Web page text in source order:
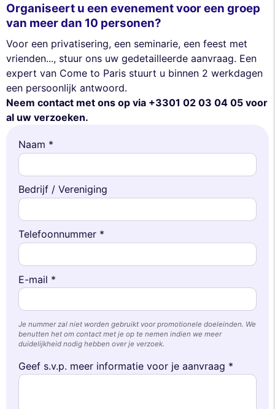
Organiseert u een evenement voor een groep
van meer dan 10 personen?
Voor een privatisering, een seminarie, een feest met
vrienden..., stuur ons uw gedetailleerde aanvraag. Een
expert van Come to Paris stuurt u binnen 2 werkdagen
een persoonlijk antwoord.
Neem contact met ons op via +3301 02 03 04 05 voor
al uw verzoeken.
Naam *
Bedrijf / Vereniging
Telefoonnummer *
E-mail *
Je nummer zal niet worden gebruikt voor promotionele doeleinden. We
benutten het om contact met je op te nemen indien we meer
duidelijkheid nodig hebben over je verzoek.
Geef s.v.p. meer informatie voor je aanvraag *